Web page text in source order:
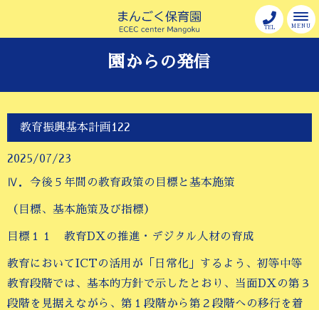
MENU
TEL
園からの発信
教育振興基本計画122
2025/07/23
Ⅳ．今後５年間の教育政策の目標と基本施策
（目標、基本施策及び指標）
目標１１ 教育DXの推進・デジタル人材の育成
教育においてICTの活用が「日常化」するよう、初等中等
教育段階では、基本的方針で示したとおり、当面DXの第３
段階を見据えながら、第１段階から第２段階への移行を着